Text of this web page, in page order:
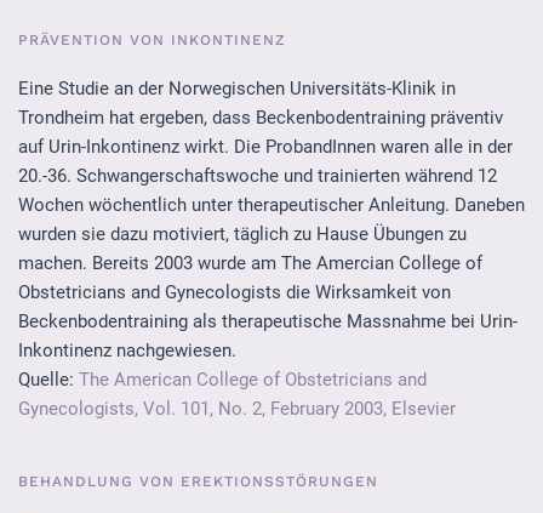
PRÄVENTION VON INKONTINENZ
Eine Studie an der Norwegischen Universitäts-Klinik in
Trondheim hat ergeben, dass Beckenbodentraining präventiv
auf Urin-Inkontinenz wirkt. Die ProbandInnen waren alle in der
20.-36. Schwangerschaftswoche und trainierten während 12
Wochen wöchentlich unter therapeutischer Anleitung. Daneben
wurden sie dazu motiviert, täglich zu Hause Übungen zu
machen. Bereits 2003 wurde am The Amercian College of
Obstetricians and Gynecologists die Wirksamkeit von
Beckenbodentraining als therapeutische Massnahme bei Urin-
Inkontinenz nachgewiesen.
Quelle: The American College of Obstetricians and
Gynecologists, Vol. 101, No. 2, February 2003, Elsevier
BEHANDLUNG VON EREKTIONSSTÖRUNGEN